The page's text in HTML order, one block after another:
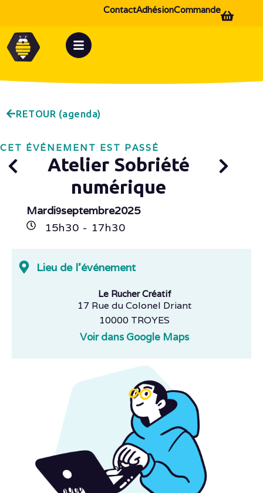
Commande
Adhésion
Contact
RETOUR (agenda)
CET ÉVÉNEMENT EST PASSÉ
Atelier Sobriété
numérique
Mardi9septembre2025
15h30 - 17h30
Lieu de l'événement
Le Rucher Créatif
17 Rue du Colonel Driant
10000 TROYES
Voir dans Google Maps